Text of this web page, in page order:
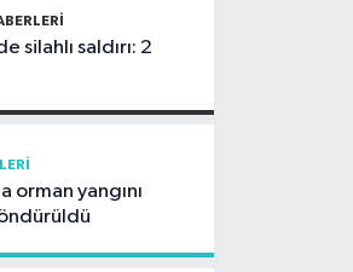
silahlı saldırı: 2
orman yangını